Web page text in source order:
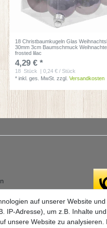
18 Christbaumkugeln Glas
30mm 3cm Baumschmuck
frosted lilac
4,29 € *
18 Stück
| 0,24 € / Stück
*inkl. ges. MwSt. zzgl.Versandkosten
auf unserer Website
IP-Adresse), um z.B. Inhalte
unsere Website zu